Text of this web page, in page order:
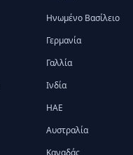
Ηνωμένο Βασίλειο
Γερμανία
Γαλλία
Ινδία
ΗΑΕ
Αυστραλία
Καναδάς